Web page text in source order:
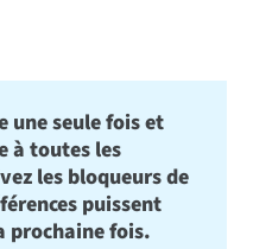
une seule fois et
à toutes les
les bloqueurs de
puissent
prochaine fois.